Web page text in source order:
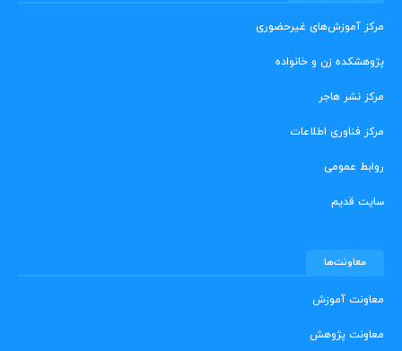
مرکز آموزش‌های غیرحضوری
پژوهشکده زن و خانواده
مرکز نشر هاجر
مرکز فناوری اطلاعات
روابط عمومی
سایت قدیم
معاونت‌ها
معاونت آموزش
معاونت پژوهش